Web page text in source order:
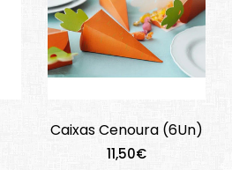
Caixas Cenoura (6Un)
11,50€